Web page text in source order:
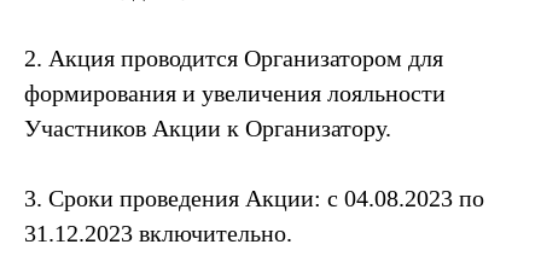
2. Акция проводится Организатором для
формирования и увеличения лояльности
Участников Акции к Организатору.
3. Сроки проведения Акции: с 04.08.2023 по
31.12.2023 включительно.